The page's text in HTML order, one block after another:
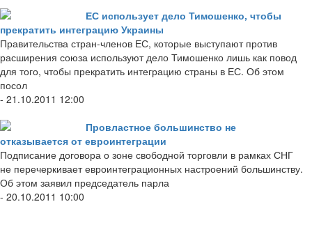
ЕС использует дело Тимошенко, чтобы
прекратить интеграцию Украины
Правительства стран-членов ЕС, которые выступают против
расширения союза используют дело Тимошенко лишь как повод
для того, чтобы прекратить интеграцию страны в ЕС. Об этом
посол
- 21.10.2011 12:00
Провластное большинство не
отказывается от евроинтеграции
Подписание договора о зоне свободной торговли в рамках СНГ
не перечеркивает евроинтеграционных настроений большинству.
Об этом заявил председатель парла
- 20.10.2011 10:00